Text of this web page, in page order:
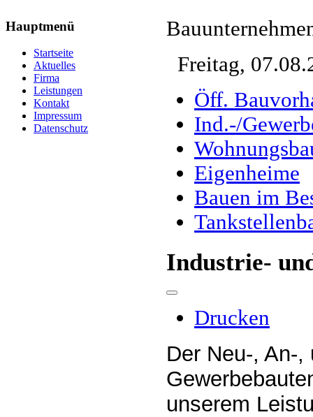
Hauptmenü
Startseite
Aktuelles
Firma
Leistungen
Kontakt
Impressum
Datenschutz
Freitag,
Öff.
Ind.-/
Eigenheime
Bauen im
Industrie-
Drucken
Der Neu-, An-,
unserem